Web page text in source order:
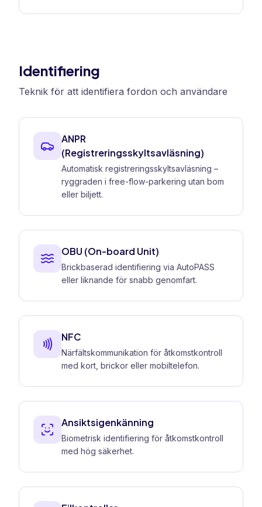
Identifiering
Teknik för att identifiera fordon och användare
ANPR
(Registreringsskyltsavläsning)
Automatisk registreringsskyltsavläsning –
ryggraden i free-flow-parkering utan bom
eller biljett.
OBU (On-board Unit)
Brickbaserad identifiering via AutoPASS
eller liknande för snabb genomfart.
NFC
Närfältskommunikation för åtkomstkontroll
med kort, brickor eller mobiltelefon.
Ansiktsigenkänning
Biometrisk identifiering för åtkomstkontroll
med hög säkerhet.